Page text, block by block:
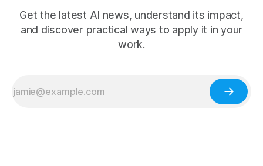
Get the latest AI news, understand its impact,
and discover practical ways to apply it in your
work.